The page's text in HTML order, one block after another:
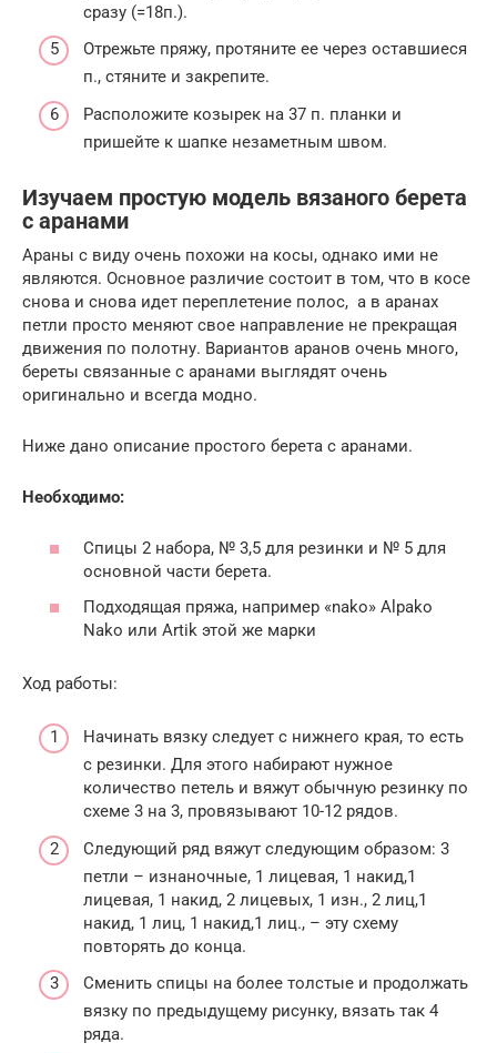
сразу (=18п.).
Отрежьте пряжу, протяните ее через оставшиеся
п., стяните и закрепите.
Расположите козырек на 37 п. планки и
пришейте к шапке незаметным швом.
Изучаем простую модель вязаного берета
с аранами
Араны с виду очень похожи на косы, однако ими не
являются. Основное различие состоит в том, что в косе
снова и снова идет переплетение полос, а в аранах
петли просто меняют свое направление не прекращая
движения по полотну. Вариантов аранов очень много,
береты связанные с аранами выглядят очень
оригинально и всегда модно.
Ниже дано описание простого берета с аранами.
Необходимо:
Спицы 2 набора, № 3,5 для резинки и № 5 для
основной части берета.
Подходящая пряжа, например «nako» Alpako
Nako или Artik этой же марки
Ход работы:
Начинать вязку следует с нижнего края, то есть
с резинки. Для этого набирают нужное
количество петель и вяжут обычную резинку по
схеме 3 на 3, провязывают 10-12 рядов.
Следующий ряд вяжут следующим образом: 3
петли – изнаночные, 1 лицевая, 1 накид,1
лицевая, 1 накид, 2 лицевых, 1 изн., 2 лиц,1
накид, 1 лиц, 1 накид,1 лиц., – эту схему
повторять до конца.
Сменить спицы на более толстые и продолжать
вязку по предыдущему рисунку, вязать так 4
ряда.